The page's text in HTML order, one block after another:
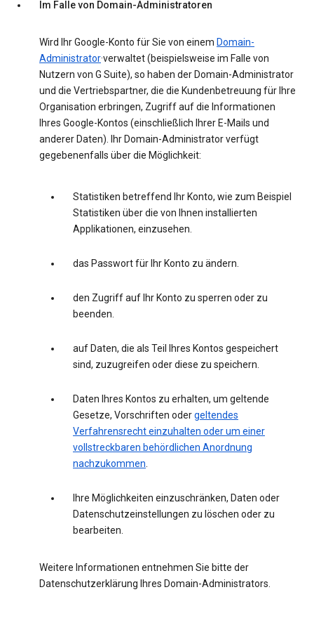
Im Falle von Domain-Administratoren
Wird Ihr Google-Konto für Sie von einem Domain-
Administrator·verwaltet (beispielsweise im Falle von
Nutzern von G Suite), so haben der Domain-Administrator
und die Vertriebspartner, die die Kundenbetreuung für Ihre
Organisation erbringen, Zugriff auf die Informationen
Ihres Google-Kontos (einschließlich Ihrer E-Mails und
anderer Daten). Ihr Domain-Administrator verfügt
gegebenenfalls über die Möglichkeit:
Statistiken betreffend Ihr Konto, wie zum Beispiel
Statistiken über die von Ihnen installierten
Applikationen, einzusehen.
das Passwort für Ihr Konto zu ändern.
den Zugriff auf Ihr Konto zu sperren oder zu
beenden.
auf Daten, die als Teil Ihres Kontos gespeichert
sind, zuzugreifen oder diese zu speichern.
Daten Ihres Kontos zu erhalten, um geltende
Gesetze, Vorschriften odergeltendes
Verfahrensrecht einzuhalten oder um einer
vollstreckbaren behördlichen Anordnung
nachzukommen.
Ihre Möglichkeiten einzuschränken, Daten oder
Datenschutzeinstellungen zu löschen oder zu
bearbeiten.
Weitere Informationen entnehmen Sie bitte der
Datenschutzerklärung Ihres Domain-Administrators.